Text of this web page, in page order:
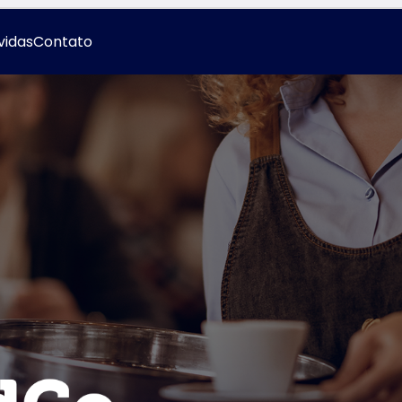
Contato